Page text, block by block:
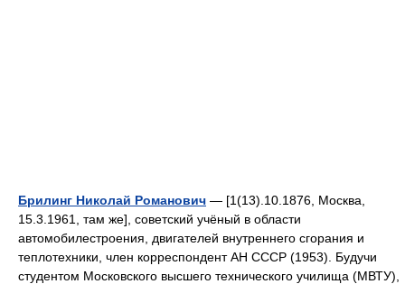
Брилинг Николай Романович — [1(13).10.1876, Москва,
15.3.1961, там же], советский учёный в области
автомобилестроения, двигателей внутреннего сгорания и
теплотехники, член корреспондент АН СССР (1953). Будучи
студентом Московского высшего технического училища (МВТУ),